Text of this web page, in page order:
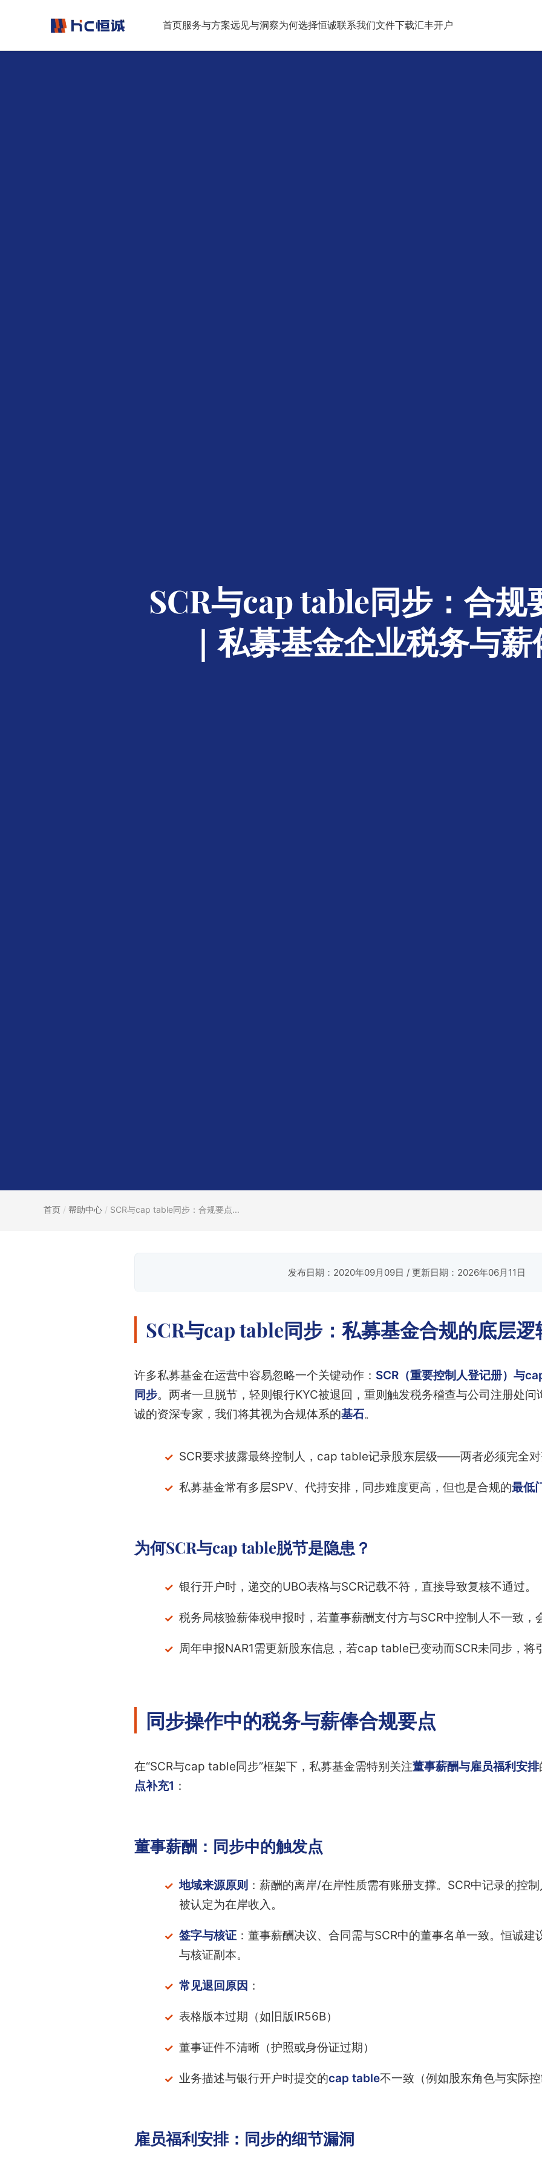
首页服务与方案远见与洞察为何选择恒诚联系我们文件下载汇丰开户
SCR与cap table同步：合规
｜私募基金企业税务与
首页 / 帮助中心 / SCR与cap table同步：合规要点...
发布日期：2020年09月09日 / 更新日期：2026年06月11日
SCR与cap table同步：私募基金合规的底层逻
许多私募基金在运营中容易忽略一个关键动作： SCR（重要控制人登记册）与
同步。两者一旦脱节，轻则银行KYC被退回，重则触发税务稽查与公司注册处问
诚的资深专家，我们将其视为合规体系的基石。
SCR要求披露最终控制人，cap table记录股东层级——两者必须完全
私募基金常有多层SPV、代持安排，同步难度更高，但也是合规的最低
为何SCR与cap table脱节是隐患？
银行开户时，递交的UBO表格与SCR记载不符，直接导致复核不通过。
税务局核验薪俸税申报时，若董事薪酬支付方与SCR中控制人不一致，
周年申报NAR1需更新股东信息，若cap table已变动而SCR未同步，将
同步操作中的税务与薪俸合规要点
在“SCR与cap table同步”框架下，私募基金需特别关注董事薪酬与雇员福利安排
点补充1 ：
董事薪酬：同步中的触发点
地域来源原则 ：薪酬的离岸/在岸性质需有账册支撑。SCR中记录的控
被认定为在岸收入。
签字与核证：董事薪酬决议、合同需与SCR中的董事名单一致。恒诚建
与核证副本。
常见退回原因 ：
表格版本过期（如旧版IR56B）
董事证件不清晰（护照或身份证过期）
业务描述与银行开户时提交的cap table不一致（例如股东角色与实际
雇员福利安排：同步的细节漏洞